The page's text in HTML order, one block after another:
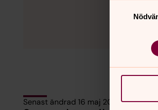
Senast ändrad 16 maj 2022